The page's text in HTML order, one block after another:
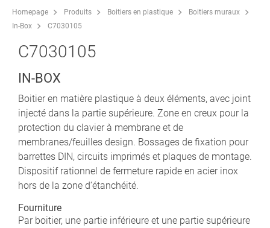
Homepage Produits Boitiers en plastique
Boitiers muraux
In-Box
C7030105
C7030105
IN-BOX
Boitier en matière plastique à deux éléments, avec joint
injecté dans la partie supérieure. Zone en creux pour la
protection du clavier à membrane et de
membranes/feuilles design. Bossages de fixation pour
barrettes DIN, circuits imprimés et plaques de montage.
Dispositif rationnel de fermeture rapide en acier inox
hors de la zone d‘étanchéité.
Fourniture
Par boitier, une partie inférieure et une partie supérieure